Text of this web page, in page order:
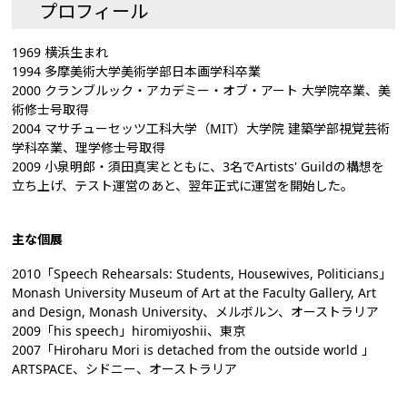
プロフィール
1969 横浜生まれ
1994 多摩美術大学美術学部日本画学科卒業
2000 クランブルック・アカデミー・オブ・アート 大学院卒業、美
術修士号取得
2004 マサチューセッツ工科大学（MIT）大学院 建築学部視覚芸術
学科卒業、理学修士号取得
2009 小泉明郎・須田真実とともに、3名でArtists' Guildの構想を
立ち上げ、テスト運営のあと、翌年正式に運営を開始した。
主な個展
2010「Speech Rehearsals: Students, Housewives, Politicians」
Monash University Museum of Art at the Faculty Gallery, Art
and Design, Monash University、メルボルン、オーストラリア
2009「his speech」hiromiyoshii、東京
2007「Hiroharu Mori is detached from the outside world 」
ARTSPACE、シドニー、オーストラリア